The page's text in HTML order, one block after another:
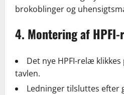
brokoblinger og
4. Montering af
Det nye HPFI-relæ klikkes
tavlen.
Ledninger tilsluttes efter